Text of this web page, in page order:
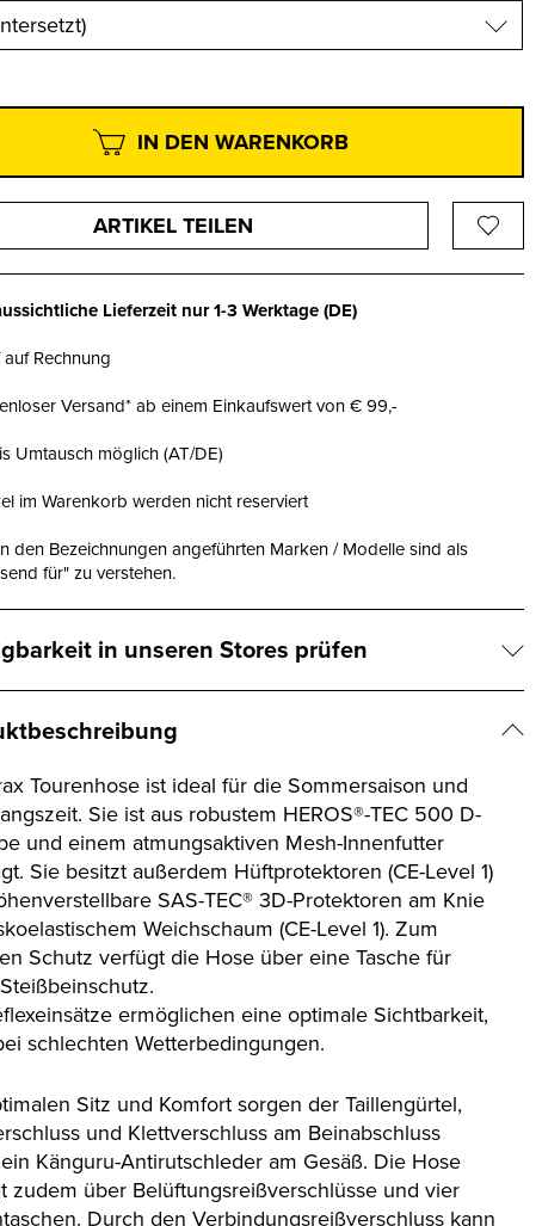
IN DEN WARENKORB
ARTIKEL TEILEN
Lieferzeit nur1-3 Werktage(DE)
auf Rechnung
Versand* ab einem Einkaufswert von € 99,-
Umtausch möglich (AT/DE)
im Warenkorb werden nicht reserviert
den Bezeichnungen angeführten Marken / Modelle sind als
für" zu verstehen.
in unseren Stores prüfen
Tourenhose ist ideal für die Sommersaison und
Sie ist aus robustem HEROS®-TEC 500 D-
und einem atmungsaktiven Mesh-Innenfutter
Sie besitzt außerdem Hüftprotektoren (CE-Level 1)
SAS-TEC® 3D-Protektoren am Knie
Weichschaum (CE-Level 1). Zum
Schutz verfügt die Hose über eine Tasche für
ermöglichen eine optimale Sichtbarkeit,
schlechten Wetterbedingungen.
Sitz und Komfort sorgen der Taillengürtel,
und Klettverschluss am Beinabschluss
Känguru-Antirutschleder am Gesäß. Die Hose
zudem über Belüftungsreißverschlüsse und vier
Durch den Verbindungsreißverschluss kann